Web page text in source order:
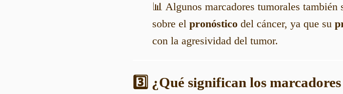
📊 Algunos marcadores tumorales
sobre el pronóstico del cáncer, ya que su
con la agresividad del tumor.
3️⃣ ¿Qué significan los